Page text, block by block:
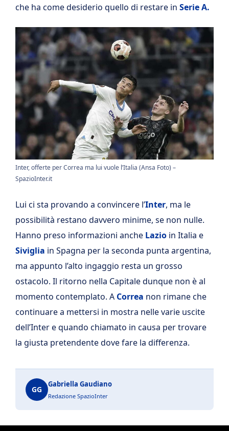
che ha come desiderio quello di restare in Serie A.
Inter, offerte per Correa ma lui vuole l’Italia (Ansa Foto) –
SpazioInter.it
Lui ci sta provando a convincere l’Inter, ma le
possibilità restano davvero minime, se non nulle.
Hanno preso informazioni anche Lazio in Italia e
Siviglia in Spagna per la seconda punta argentina,
ma appunto l’alto ingaggio resta un grosso
ostacolo. Il ritorno nella Capitale dunque non è al
momento contemplato. A Correa non rimane che
continuare a mettersi in mostra nelle varie uscite
dell’Inter e quando chiamato in causa per trovare
la giusta pretendente dove fare la differenza.
GG
Gabriella Gaudiano
Redazione SpazioInter